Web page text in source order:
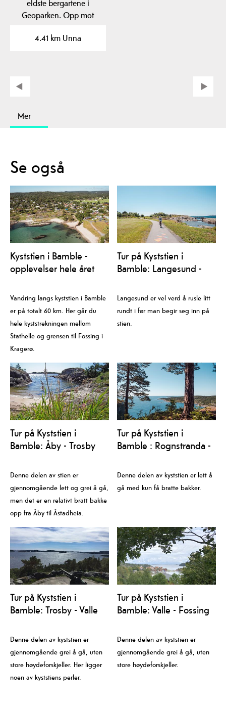
eldste bergartene i
Geoparken. Opp mot
gamle…
4.41 km Unna
Mer
Se også
Kyststien i Bamble -
opplevelser hele året
Vandring langs kyststien i Bamble
er på totalt 60 km. Her går du
hele kyststrekningen mellom
Stathelle og grensen til Fossing i
Kragerø.
Tur på Kyststien i
Bamble: Langesund -
Langesund er vel verd å rusle litt
rundt i før man begir seg inn på
stien.
Tur på Kyststien i
Bamble: Åby - Trosby
Denne delen av stien er
gjennomgående lett og grei å gå,
men det er en relativt bratt bakke
opp fra Åby til Åstadheia.
Tur på Kyststien i
Bamble : Rognstranda -
Denne delen av kyststien er lett å
gå med kun få bratte bakker.
Tur på Kyststien i
Bamble: Trosby - Valle
Denne delen av kyststien er
gjennomgående grei å gå, uten
store høydeforskjeller. Her ligger
noen av kyststiens perler.
Tur på Kyststien i
Bamble: Valle - Fossing
Denne delen av kyststien er
gjennomgående grei å gå, uten
store høydeforskjeller.